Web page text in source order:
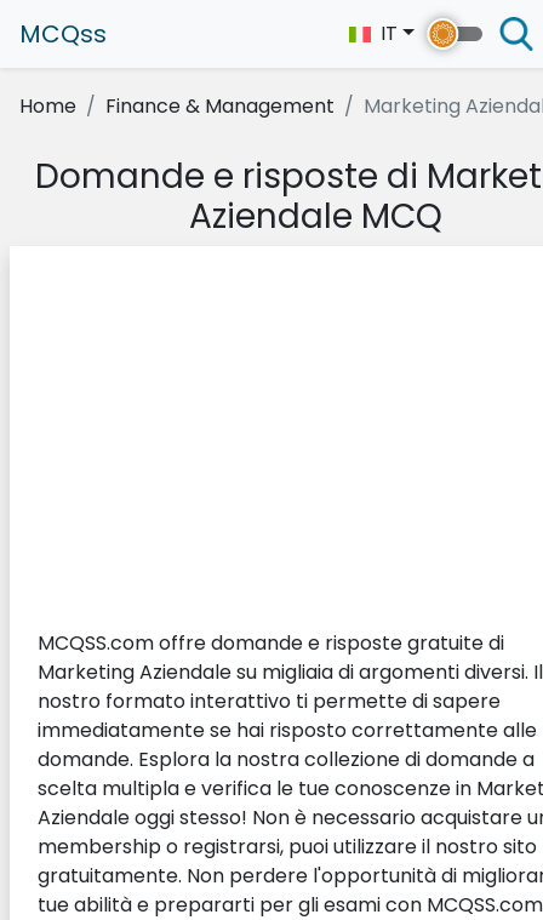
MCQss IT
Home Finance & Management Marketing
Domande e risposte di
Aziendale MCQ
MCQSS.com offre domande e risposte gratuite di
Marketing Aziendale su migliaia di argomenti diversi. Il
nostro formato interattivo ti permette di sapere
immediatamente se hai risposto correttamente alle
domande. Esplora la nostra collezione di domande a
scelta multipla e verifica le tue conoscenze in
Aziendale oggi stesso! Non è necessario acquistare
membership o registrarsi, puoi utilizzare il nostro sito
gratuitamente. Non perdere l'opportunità di
tue abilità e prepararti per gli esami con